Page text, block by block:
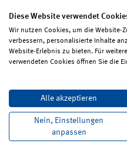
Seite teilen
Erklärung zur Barrierefreiheit
Karriere
Newsletter
Diese Website verwendet
Wir nutzen Cookies, um die Website-
verbessern, personalisierte Inhalte
Website-Erlebnis zu bieten. Für
verwendeten Cookies öffnen Sie die
Alle akzeptieren
Nein, Einstellungen
anpassen